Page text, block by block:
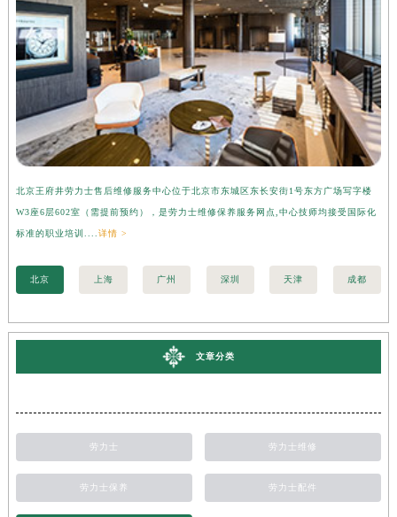
北京王府井劳力士售后维修服务中心位于北京市东城区东长安街1号东方广场写字楼
W3座6层602室（需提前预约），是劳力士维修保养服务网点,中心技师均接受国际化
标准的职业培训.... 详情 >
北京 上海 广州 深圳 天津 成都
文章分类
劳力士 劳力士维修
劳力士保养 劳力士配件